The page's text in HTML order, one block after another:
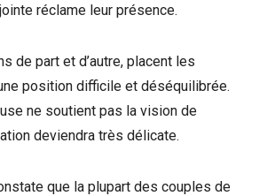
réclame leur présence.
de part et d’autre, placent les
position difficile et déséquilibrée.
ne soutient pas la vision de
deviendra très délicate.
que la plupart des couples de